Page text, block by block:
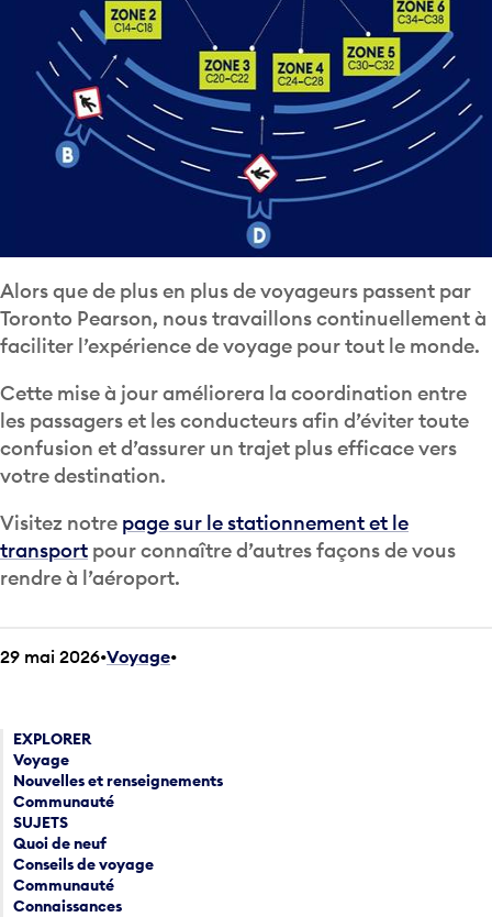
Alors que de plus en plus de voyageurs passent par
Toronto Pearson, nous travaillons continuellement à
faciliter l’expérience de voyage pour tout le monde.
Cette mise à jour améliorera la coordination entre
les passagers et les conducteurs afin d’éviter toute
confusion et d’assurer un trajet plus efficace vers
votre destination.
Visitez notre page sur le stationnement et le
transport pour connaître d’autres façons de vous
rendre à l’aéroport.
29 mai 2026 Voyage•
EXPLORER
Voyage
Nouvelles et renseignements
Communauté
SUJETS
Quoi de neuf
Conseils de voyage
Communauté
Connaissances